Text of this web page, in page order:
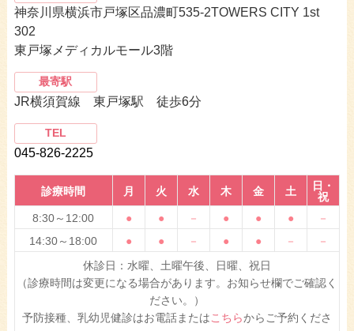
神奈川県横浜市戸塚区品濃町535-2TOWERS CITY 1st
302
東戸塚メディカルモール3階
最寄駅
JR横須賀線 東戸塚駅 徒歩6分
TEL
045-826-2225
診療時間 月 火 水 木 金 土
日・
祝
休診日：水曜、土曜午後、日曜、祝日
（診療時間は変更になる場合があります。お知らせ欄でご確認く
ださい。）
予防接種、乳幼児健診はお電話またはこちらからご予約くださ
8:30～12:00 ● ● － ● ● ●
－
14:30～18:00
● ● － ● ● － －